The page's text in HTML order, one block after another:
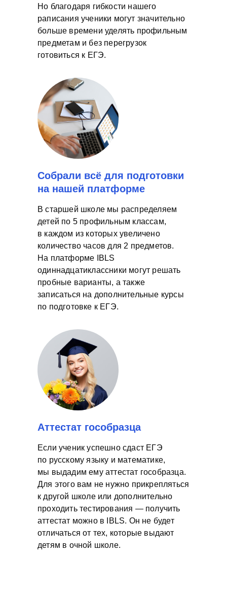
Но благодаря гибкости нашего
раписания ученики могут значительно
больше времени уделять профильным
предметам и без перегрузок
готовиться к ЕГЭ.
Собрали всё для подготовки
на нашей платформе
В старшей школе мы распределяем
детей по 5 профильным классам,
в каждом из которых увеличено
количество часов для 2 предметов.
На платформе IBLS
одиннадцатиклассники могут решать
пробные варианты, а также
записаться на дополнительные курсы
по подготовке к ЕГЭ.
Аттестат гособразца
Если ученик успешно сдаст ЕГЭ
по русскому языку и математике,
мы выдадим ему аттестат гособразца.
Для этого вам не нужно прикрепляться
к другой школе или дополнительно
проходить тестирования — получить
аттестат можно в IBLS. Он не будет
отличаться от тех, которые выдают
детям в очной школе.